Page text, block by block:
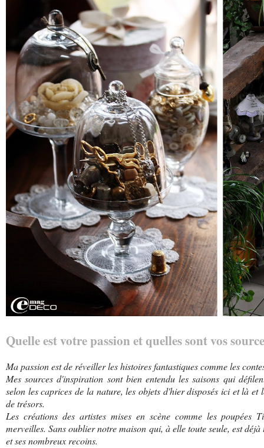
Quelle est votre passion et quelles sont vos
Ma passion est de réveiller les histoires fantastiques comme les
Mes sources d'inspiration sont bien entendu les saisons qui
selon les caprices de la nature, les objets d'hier disposés ici et là
de trésors.
Les créations des artistes mises en scène comme les poupées
merveilles. Sans oublier notre maison qui, à elle toute seule, est
et ses nombreux recoins.